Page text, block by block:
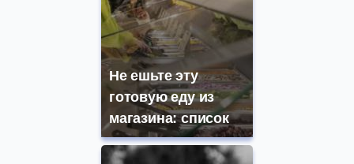
Не ешьте эту
готовую еду из
магазина: список